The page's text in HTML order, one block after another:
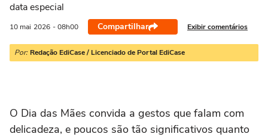
data especial
10 mai 2026 - 08h00 Compartilhar Exibir comentários
Por: Redação EdiCase / Licenciado de Portal EdiCase
O Dia das Mães convida a gestos que falam com
delicadeza, e poucos são tão significativos quanto